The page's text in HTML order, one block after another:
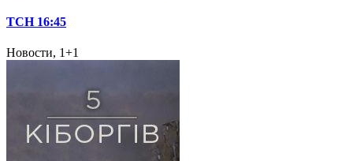
ТСН 16:45
Новости, 1+1